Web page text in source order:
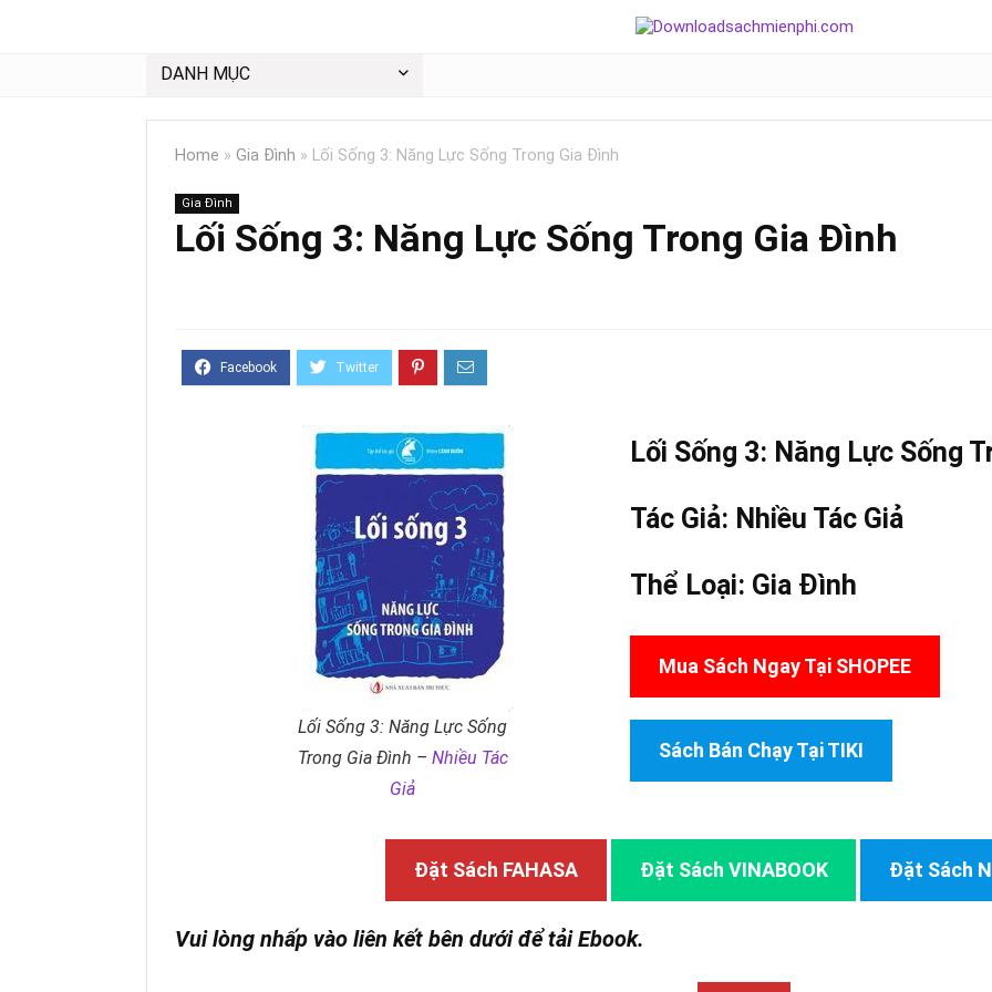
DANH MỤC
Home » Gia Đình » Lối Sống 3: Năng Lực Sống Trong Gia Đình
Gia Đình
Lối Sống 3: Năng Lực Sống Trong Gia Đình
Lối Sống 3: Năng Lực Sống
Trong Gia Đình – Nhiều Tác
Giả
Lối Sống 3: Năng Lực Sống
Tác Giả: Nhiều Tác Giả
Thể Loại: Gia Đình
Mua Sách Ngay Tại SHOPEE
Sách Bán Chạy Tại TIKI
Đặt Sách FAHASA Đặt Sách VINABOOK Đặt Sách
Vui lòng nhấp vào liên kết bên dưới để tải Ebook.